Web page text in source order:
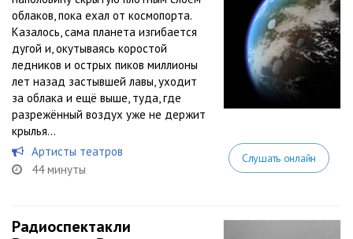
облаков, пока ехал от космопорта.
Казалось, сама планета изгибается
дугой и, окутываясь коростой
ледников и острых пиков миллионы
лет назад застывшей лавы, уходит
за облака и ещё выше, туда, где
разрежённый воздух уже не держит
крылья...
Артисты театров
44 минуты
Слушать онлайн
Радиоспектакли